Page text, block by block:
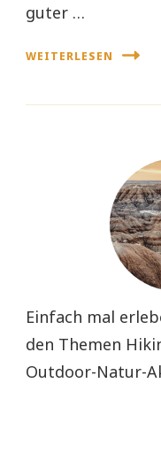
guter …
WEITERLESEN
Einfach mal
den Themen
Outdoor-Natur-